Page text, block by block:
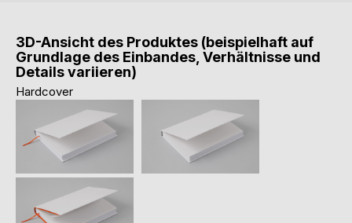
3D-Ansicht des Produktes (beispielhaft auf
Grundlage des Einbandes, Verhältnisse und
Details variieren)
Hardcover